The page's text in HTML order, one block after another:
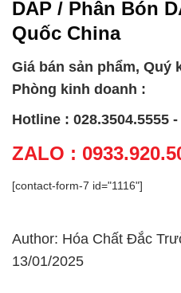
DAP / Phân Bón
Quốc China
Giá bán sản phẩm, Quý
Phòng kinh doanh :
Hotline : 028.3504.5555
ZALO :
[contact-form-7 id="1116"]
Author: Hóa Chất Đắc
13/01/2025